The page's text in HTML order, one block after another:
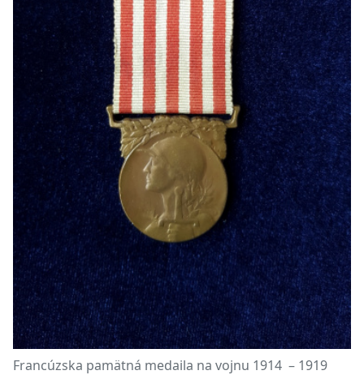
Francúzska pamätná medaila na vojnu 1914 – 1919